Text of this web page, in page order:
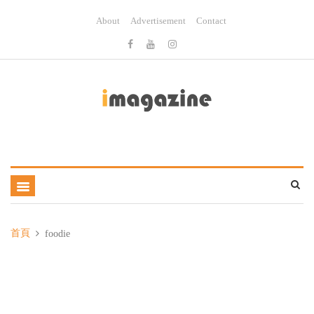
About Advertisement Contact
首頁 foodie